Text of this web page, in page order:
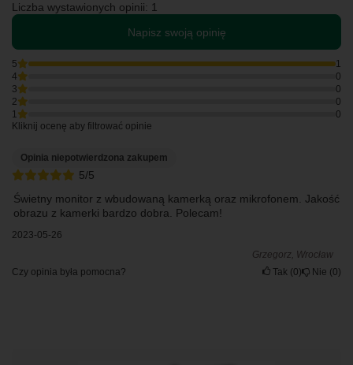
Liczba wystawionych opinii: 1
Napisz swoją opinię
5
1
4
0
3
0
2
0
1
0
Kliknij ocenę aby filtrować opinie
5/5
Opinia niepotwierdzona zakupem
Świetny monitor z wbudowaną kamerką oraz mikrofonem. Jakość
obrazu z kamerki bardzo dobra. Polecam!
2023-05-26
Grzegorz, Wrocław
Czy opinia była pomocna?
Tak 0 Nie 0